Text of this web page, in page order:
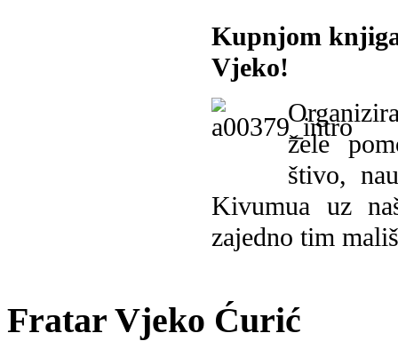
Kupnjom
Vjeko!
žele
štivo,
Kivumua uz
zajedno tim
Fratar Vjeko Ćurić